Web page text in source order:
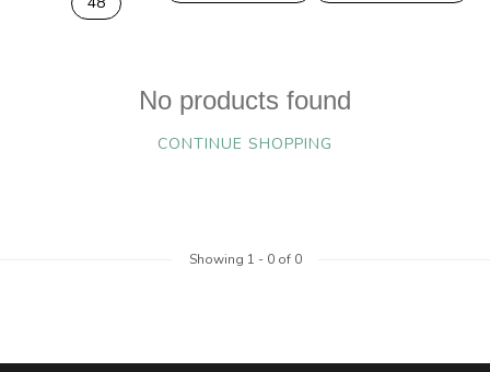
No products found
CONTINUE SHOPPING
Showing 1 - 0of 0